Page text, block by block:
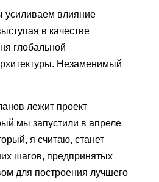
усиливаем влияние
в качестве
глобальной
Незаменимый
лежит проект
мы запустили в апреле
я считаю, станет
шагов, предпринятых
для построения лучшего